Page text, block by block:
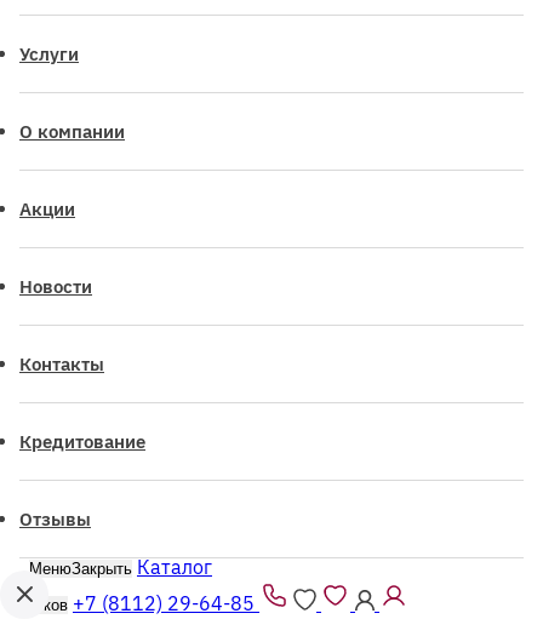
Услуги
О компании
Акции
Новости
Контакты
Кредитование
Отзывы
МенюЗакрыть Каталог
Псков +7 (8112) 29-64-85